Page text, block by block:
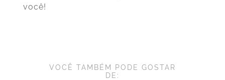
você!
VOCÊ TAMBÉM PODE GOSTAR
DE: